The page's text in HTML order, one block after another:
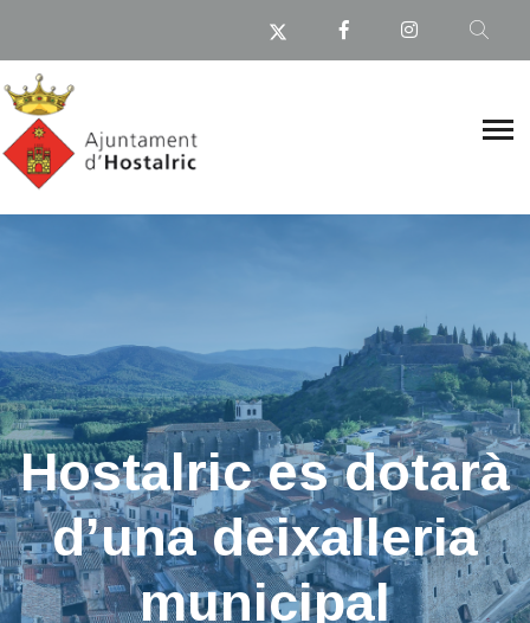
Hostalric es dotarà
d’una deixalleria
municipal